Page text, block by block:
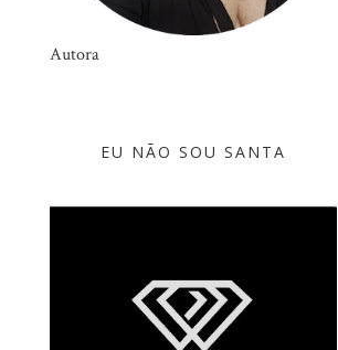
Autora
EU NÃO SOU SANTA